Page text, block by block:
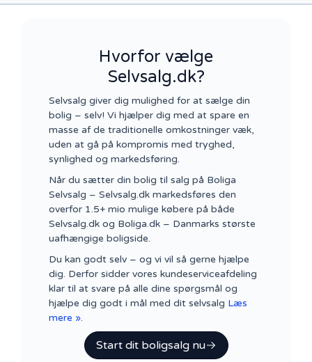
Hvorfor vælge
Selvsalg.dk?
Selvsalg giver dig mulighed for at sælge din
bolig – selv! Vi hjælper dig med at spare en
masse af de traditionelle omkostninger væk,
uden at gå på kompromis med tryghed,
synlighed og markedsføring.
Når du sætter din bolig til salg på Boliga
Selvsalg – Selvsalg.dk markedsføres den
overfor 1.5+ mio mulige købere på både
Selvsalg.dk og Boliga.dk – Danmarks største
uafhængige boligside.
Du kan godt selv – og vi vil så gerne hjælpe
dig. Derfor sidder vores kundeserviceafdeling
klar til at svare på alle dine spørgsmål og
hjælpe dig godt i mål med dit selvsalg Læs
mere ».
Start dit boligsalg nu